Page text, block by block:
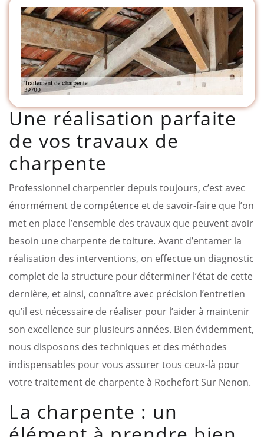
Une réalisation parfaite
de vos travaux de
charpente
Professionnel charpentier depuis toujours, c’est avec
énormément de compétence et de savoir-faire que l’on
met en place l’ensemble des travaux que peuvent avoir
besoin une charpente de toiture. Avant d’entamer la
réalisation des interventions, on effectue un diagnostic
complet de la structure pour déterminer l’état de cette
dernière, et ainsi, connaître avec précision l’entretien
qu’il est nécessaire de réaliser pour l’aider à maintenir
son excellence sur plusieurs années. Bien évidemment,
nous disposons des techniques et des méthodes
indispensables pour vous assurer tous ceux-là pour
votre traitement de charpente à Rochefort Sur Nenon.
La charpente : un